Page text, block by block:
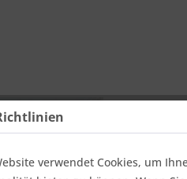
verwendet Cookies, um